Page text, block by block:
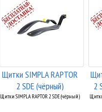
Щитки SIMPLA RAPTOR
2 SDE (чёрный)
Щитки SIMPLA RAPTOR 2 SDE (чёрный)
2